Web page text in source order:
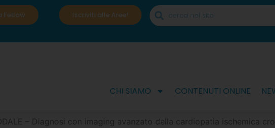
Fellow Iscriviti alle Aree!
CHI SIAMO CONTENUTI ONLINE
– Diagnosi con imaging avanzato della cardiopatia ischemica